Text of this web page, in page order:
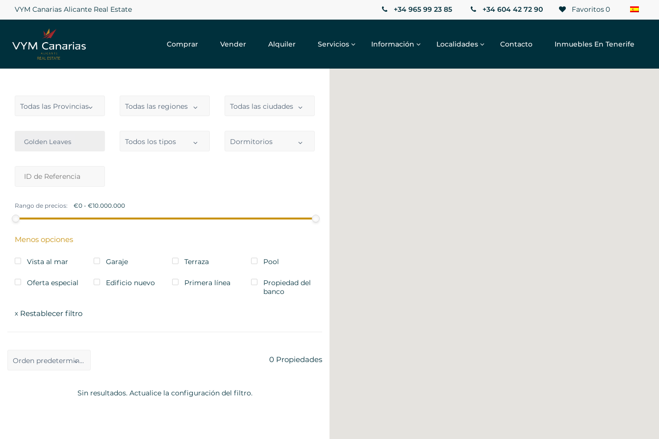
VYM Canarias Alicante Real Estate Favoritos0
+34 965 99 23 85 +34 604 42 72 90
Comprar Vender Alquiler Servicios Información Localidades Contacto Inmuebles En Tenerife
Todas las Provincias Todas las regiones Todas las ciudades
Golden Leaves Todos los tipos Dormitorios
Rango de precios:
Menos opciones
Vista al mar Garaje Terraza Pool
Oferta especial Edificio nuevo Primera línea
Propiedad del
banco
x Restablecer filtro
Orden predeterminado 0 Propiedades
Sin resultados. Actualice la configuración del filtro.